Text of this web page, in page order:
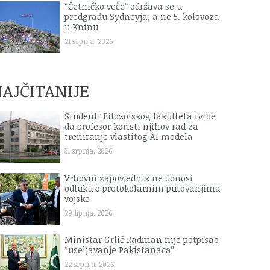
“Četničko veče” održava se u
predgrađu Sydneyja, a ne 5. kolovoza
u Kninu
21 srpnja, 2026
Studenti Filozofskog fakulteta tvrde
da profesor koristi njihov rad za
treniranje vlastitog AI modela
31 srpnja, 2026
Vrhovni zapovjednik ne donosi
odluku o protokolarnim putovanjima
vojske
29 lipnja, 2026
Ministar Grlić Radman nije potpisao
“useljavanje Pakistanaca”
22 srpnja, 2026